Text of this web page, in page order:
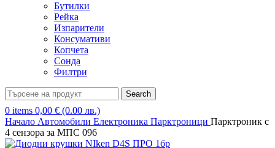
Бутилки
Рейка
Изпарители
Консумативи
Копчета
Сонда
Филтри
Search
0 items 0,00 € (0.00 лв.)
Начало Автомобили Електроника Парктроници Парктроник с
4 сензора за МПС 096